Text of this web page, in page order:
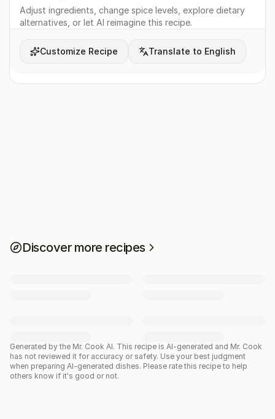
Adjust ingredients, change spice levels, explore dietary
alternatives, or let AI reimagine this recipe.
Customize Recipe Translate to English
Discover more recipes
Generated by the Mr. Cook AI. This recipe is AI-generated and Mr. Cook
has not reviewed it for accuracy or safety. Use your best judgment
when preparing AI-generated dishes. Please rate this recipe to help
others know if it's good or not.